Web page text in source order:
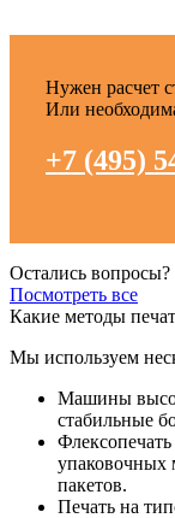
Нужен расчет
Или
+7 (495)
Остались вопросы?
Посмотреть все
Какие методы
Мы используем
Машины
стабильные
упаковочных
пакетов.
Печать на